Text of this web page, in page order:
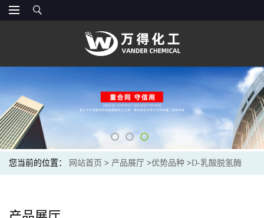
您当前的位置： 网站首页 > 产品展厅 >优势品种 >D-乳酸脱氢酶